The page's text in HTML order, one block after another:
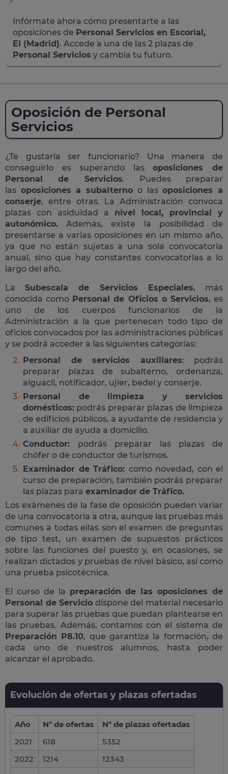
Infórmate ahora cómo presentarte a las
oposiciones de Personal Servicios en Escorial,
El (Madrid). Accede a una de las 2 plazas de
Personal Servicios y cambia tu futuro.
Oposición de Personal
Servicios
¿Te gustaría ser funcionario? Una manera de
conseguirlo es superando lasoposiciones de
Personal de Servicios. Puedes preparar
las oposiciones a subalterno o lasoposiciones a
conserje, entre otras. La Administración convoca
plazas con asiduidad a nivel local, provincial y
autonómico. Además, existe la posibilidad de
presentarse a varias oposiciones en un mismo año,
ya que no están sujetas a una sola convocatoria
anual, sino que hay constantes convocatorias a lo
largo del año.
LaSubescala de Servicios Especiales, más
conocida como Personal de Oficios o Servicios, es
uno de los cuerpos funcionarios de la
Administración a la que pertenecen todo tipo de
oficios convocados por las administraciones públicas
y se podrá acceder a las siguientes categorías:
Personal de servicios auxiliares: podrás
preparar plazas de subalterno, ordenanza,
alguacil, notificador, ujier, bedel y conserje.
Personal de limpieza y servicios
domésticos: podrás preparar plazas de limpieza
de edificios públicos, a ayudante de residencia y
a auxiliar de ayuda a domicilio.
Conductor: podrás preparar las plazas de
chófer o de conductor de turismos.
Examinador de Tráfico: como novedad, con el
curso de preparación, también podrás preparar
las plazas para examinador de Tráfico.
Los exámenes de la fase de oposición pueden variar
de una convocatoria a otra, aunque las pruebas más
comunes a todas ellas son el examen de preguntas
de tipo test, un examen de supuestos prácticos
sobre las funciones del puesto y, en ocasiones, se
realizan dictados y pruebas de nivel básico, así como
una prueba psicotécnica.
El curso de la preparación de las oposiciones de
Personal de Servicio dispone del material necesario
para superar las pruebas que puedan plantearse en
las pruebas. Además, contamos con el sistema de
Preparación P8.10, que garantiza la formación, de
cada uno de nuestros alumnos, hasta poder
alcanzar el aprobado.
Evolución de ofertas y plazas ofertadas
Año Nº de ofertas
Nº de plazas ofertadas
2021
618
5352
2022
1214
12343